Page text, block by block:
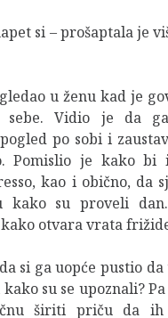
si – prošaptala je
u ženu kad je
sebe. Vidio je da
po sobi i
Pomislio je kako bi
kao i obično, da
kako su proveli
otvara vrata
si ga uopće pustio da
su se upoznali?
širiti priču da ih